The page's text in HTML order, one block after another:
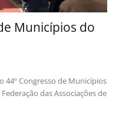
Municípios do
44º Congresso de Municípios
das Associações de